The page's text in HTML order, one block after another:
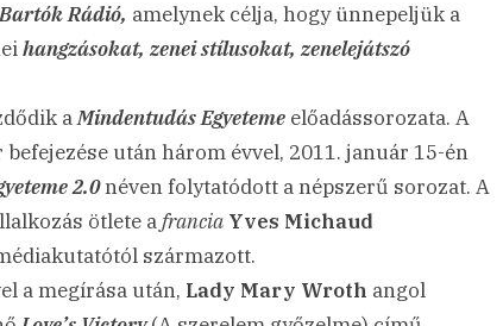
Bartók Rádió, amelynek célja, hogy ünnepeljük a
hangzásokat, zenei stílusokat, zenelejátszó
aMindentudás Egyeteme előadássorozata. A
befejezése után három évvel, 2011. január 15-én
2.0néven folytatódott a népszerű sorozat. A
ötlete afrancia Yves Michaud
származott.
a megírása után, Lady Mary Wroth angol